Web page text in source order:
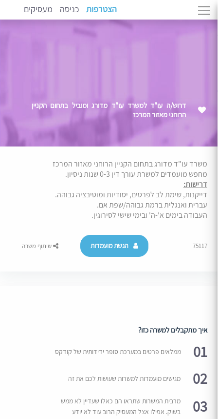
הצטרפות כניסה מעסיקים
דרוש/ה עו"ד למשרד עו"ד מדורג ומוביל בתחום הקניין
הרוחני מאזור המרכז
משרד עו"ד מדורג בתחום הקניין הרוחני מאזור המרכז
מחפש מועמדים למשרת עורך דין 0-3 שנות ניסיון.
דרישות:
דייקנות, שימת לב לפרטים, יסודיות ומוטיבציה גבוהה.
עברית ואנגלית ברמת גבוהה/שפת אם.
העבודה בימים א'-ה' ובימי שישי לסירוגין.
75117 הגשת מועמדות שיתוף משרה
איך מתקבלים למשרה כזו?
01 ממלאים פרטים במערכת סופר ידידותית של קודקס
02 מגישים מועמדות למשרות שעושות לכם את זה
03
מרבית המשרות שתראו הם כאלו שעדיין לא ממש
בשוק. אפילו אצל המעסיק הרוב עוד לא יודע